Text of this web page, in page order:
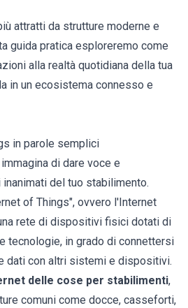
attratti da strutture moderne e
guida pratica esploreremo come
alla realtà quotidiana della tua
in un ecosistema connesso e
in parole semplici
immagina di dare voce e
del tuo stabilimento.
of Things", ovvero l'Internet
rete di dispositivi fisici dotati di
tecnologie, in grado di connettersi
dati con altri sistemi e dispositivi.
delle cose per stabilimenti,
comuni come docce, casseforti,